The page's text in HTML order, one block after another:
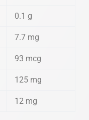
0.1 g
7.7 mg
93 mcg
125 mg
12 mg